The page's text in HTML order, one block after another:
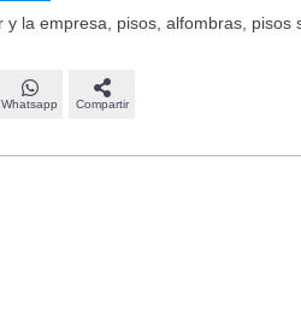
y la empresa, pisos, alfombras, pisos
Whatsapp Compartir